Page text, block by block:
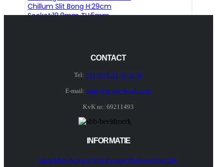
Chillum Slit Bong H:29cm
Socket:18.8mm TH:5mm
CONTACT
Tel: +31 (0) 6 51 33 52 30
E-mail: order@sr-wholesale.com
KvK nr.: 69211493
INFORMATIE
HomeMijn AccountWinkelwagenAfrekenenOver SR-